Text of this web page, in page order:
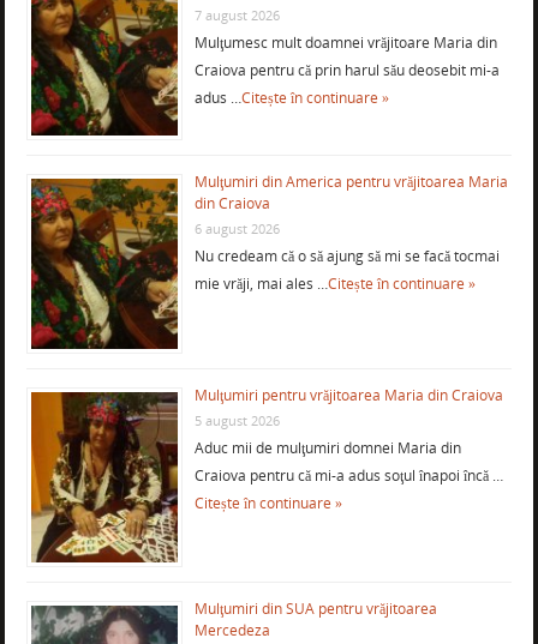
7 august 2026
Mulţumesc mult doamnei vrăjitoare Maria din
Craiova pentru că prin harul său deosebit mi-a
adus …Citește în continuare »
Mulţumiri din America pentru vrăjitoarea Maria
din Craiova
6 august 2026
Nu credeam că o să ajung să mi se facă tocmai
mie vrăji, mai ales …Citește în continuare »
Mulţumiri pentru vrăjitoarea Maria din Craiova
5 august 2026
Aduc mii de mulţumiri domnei Maria din
Craiova pentru că mi-a adus soţul înapoi încă …
Citește în continuare »
Mulţumiri din SUA pentru vrăjitoarea
Mercedeza